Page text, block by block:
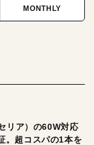
MONTHLY
リア）の60W対応
。超コスパの1本を